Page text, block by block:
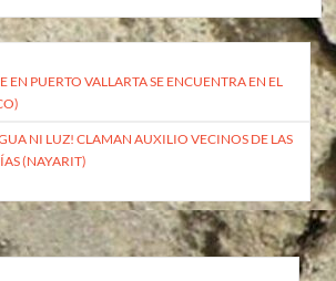
EN PUERTO VALLARTA SE ENCUENTRA EN EL
NI LUZ! CLAMAN AUXILIO VECINOS DE LAS
(NAYARIT)